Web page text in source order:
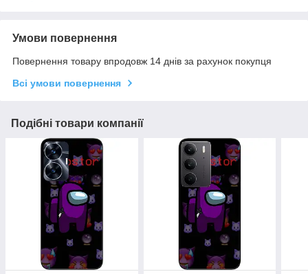
Умови повернення
Повернення товару впродовж 14 днів за рахунок покупця
Всі умови повернення
Подібні товари компанії